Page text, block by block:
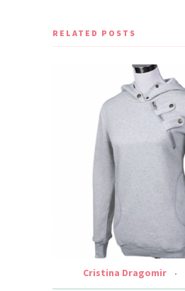
RELATED POSTS
Cristina Dragomir